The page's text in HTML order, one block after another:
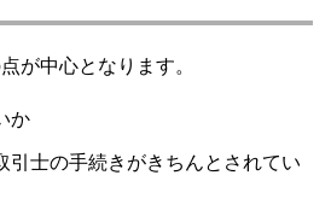
が中心となります。
か
引士の手続きがきちんとされてい